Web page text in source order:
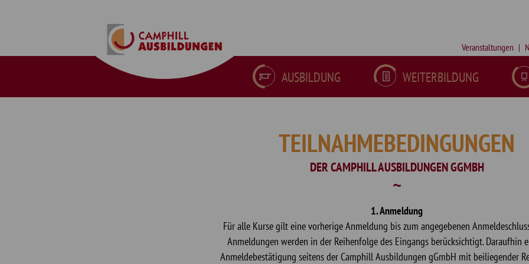
Veranstaltungen
AUSBILDUNG WEITERBILDUNG
TEILNAHMEBEDINGUNGEN
DER CAMPHILL AUSBILDUNGEN GGMBH
1. Anmeldung
Für alle Kurse gilt eine vorherige Anmeldung bis zum angegebenen
Anmeldungen werden in der Reihenfolge des Eingangs berücksichtigt. Daraufhin
Anmeldebestätigung seitens der Camphill Ausbildungen gGmbH mit beiliegender